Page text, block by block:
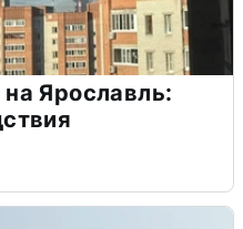
Ярославль: